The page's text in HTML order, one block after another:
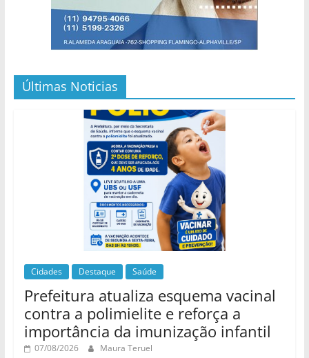
Últimas Noticias
Cidades Destaque Saúde
Prefeitura atualiza esquema vacinal
contra a polimielite e reforça a
importância da imunização infantil
07/08/2026 Maura Teruel